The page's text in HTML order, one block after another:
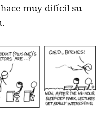
muy difícil su